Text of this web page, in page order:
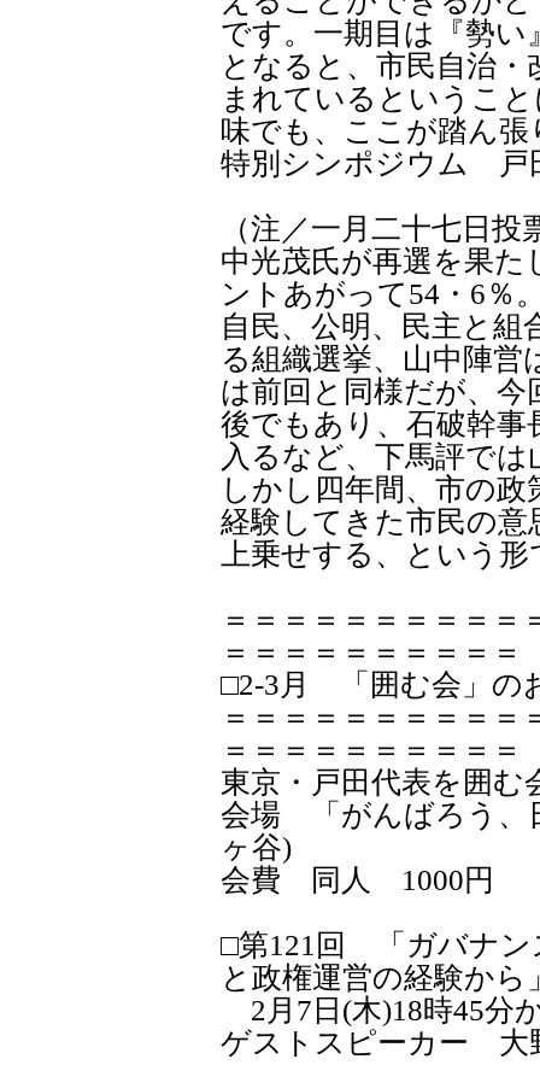
です。一期目は『勢
となると、市民自治
まれているというこ
味でも、ここが踏ん
特別シンポジウム 戸
（注／一月二十七日
中光茂氏が再選を果
ントあがって54・6％
自民、公明、民主と組
る組織選挙、山中陣営
は前回と同様だが、
後でもあり、石破幹事
入るなど、下馬評で
しかし四年間、市の
経験してきた市民の意
上乗せする、という
＝＝＝＝＝＝＝＝＝＝
＝＝＝＝＝＝＝＝＝＝
□2-3月 「囲む会」の
＝＝＝＝＝＝＝＝＝＝
＝＝＝＝＝＝＝＝＝＝
東京・戸田代表を囲む
会場 「がんばろう、
ヶ谷)
会費 同人 1000円
□第121回 「ガバナン
と政権運営の経験から
2月7日(木)18時45分
ゲストスピーカー 大